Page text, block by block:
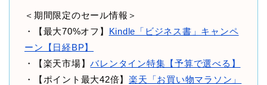
＜期間限定のセール情報＞
・【最大70%オフ】 Kindle「ビジネス書」キャンペ
ーン【日経BP】
・【楽天市場】バレンタイン特集【予算で選べる】
・【ポイント最大42倍】楽天「お買い物マラソン」